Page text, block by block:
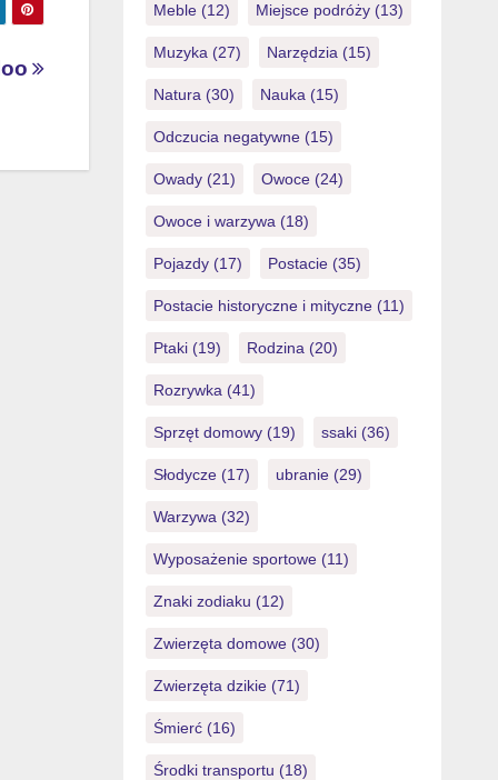
Meble(12) Miejsce podróży(13)
Muzyka(27) Narzędzia(15)
Natura(30) Nauka(15)
Odczucia negatywne(15)
Owady(21) Owoce(24)
Owoce i warzywa(18)
Pojazdy(17) Postacie(35)
Postacie historyczne i mityczne(11)
Ptaki(19) Rodzina(20)
Rozrywka(41)
Sprzęt domowy(19) ssaki(36)
Słodycze(17) ubranie(29)
Warzywa(32)
Wyposażenie sportowe(11)
Znaki zodiaku (12)
Zwierzęta domowe(30)
Zwierzęta dzikie(71)
Śmierć(16)
Środki transportu (18)